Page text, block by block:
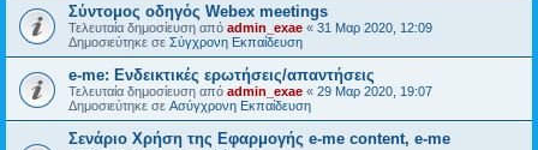
Σύντομος οδηγός Webex meetings
Τελευταία δημοσίευση από admin_exae « 31 Μαρ 2020, 12:09
Δημοσιεύτηκε σε Σύγχρονη Εκπαίδευση
e-me: Ενδεικτικές ερωτήσεις/απαντήσεις
Τελευταία δημοσίευση από admin_exae « 29 Μαρ 2020, 19:07
Δημοσιεύτηκε σε Ασύγχρονη Εκπαίδευση
Σενάριο Χρήση της Εφαρμογής e-me content, e-me